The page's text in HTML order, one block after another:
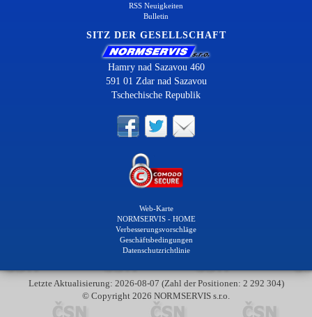
RSS Neuigkeiten
Bulletin
SITZ DER GESELLSCHAFT
Hamry nad Sazavou 460
591 01 Zdar nad Sazavou
Tschechische Republik
Web-Karte
NORMSERVIS - HOME
Verbesserungsvorschläge
Geschäftsbedingungen
Datenschutzrichtlinie
Letzte Aktualisierung: 2026-08-07 (Zahl der Positionen: 2 292 304)
© Copyright 2026 NORMSERVIS s.r.o.